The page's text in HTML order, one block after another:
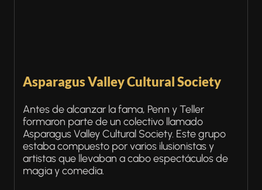
Asparagus Valley Cultural Society
Antes de alcanzar la fama, Penn y Teller
formaron parte de un colectivo llamado
Asparagus Valley Cultural Society. Este grupo
estaba compuesto por varios ilusionistas y
artistas que llevaban a cabo espectáculos de
magia y comedia.